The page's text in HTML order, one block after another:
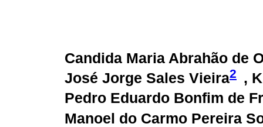
Candida Maria Abrahão de
José Jorge Sales Vieira2
,
Pedro Eduardo Bonfim de
Manoel do Carmo Pereira